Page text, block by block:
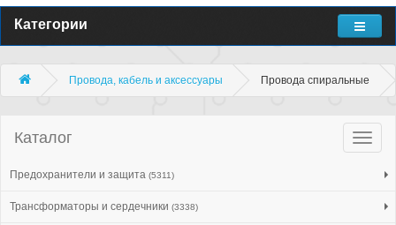
Категории
Провода, кабель и аксессуары Провода спиральные
Каталог
Предохранители и защита (5311)
Трансформаторы и сердечники (3338)